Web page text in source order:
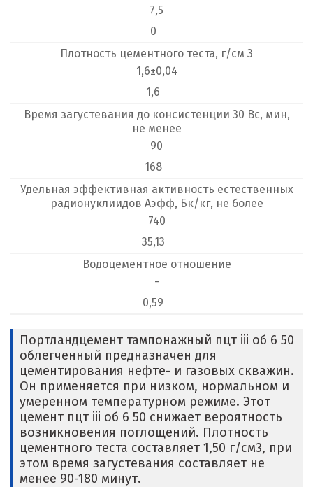
7,5
0
Плотность цементного теста, г/см 3
1,6±0,04
1,6
Время загустевания до консистенции 30 Вс, мин,
не менее
90
168
Удельная эффективная активность естественных
радионуклиидов Аэфф, Бк/кг, не более
740
35,13
Водоцементное отношение
-
0,59
Портландцемент тампонажный пцт iii об 6 50
облегченный предназначен для
цементирования нефте- и газовых скважин.
Он применяется при низком, нормальном и
умеренном температурном режиме. Этот
цемент пцт iii об 6 50 снижает вероятность
возникновения поглощений. Плотность
цементного теста составляет 1,50 г/см3, при
этом время загустевания составляет не
менее 90-180 минут.